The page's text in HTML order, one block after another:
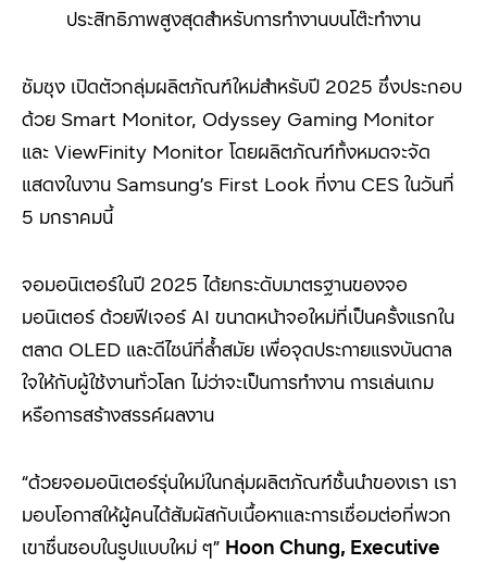
ประสิทธิภาพสูงสุดสำหรับการทำงานบนโต๊ะทำงาน
ซัมซุง เปิดตัวกลุ่มผลิตภัณฑ์ใหม่สำหรับปี 2025 ซึ่งประกอบ
ด้วย Smart Monitor, Odyssey Gaming Monitor
และ ViewFinity Monitor โดยผลิตภัณฑ์ทั้งหมดจะจัด
แสดงในงาน Samsung’s First Look ที่งาน CES ในวันที่
5 มกราคมนี้
จอมอนิเตอร์ในปี 2025ได้ยกระดับมาตรฐานของจอ
มอนิเตอร์ ด้วยฟีเจอร์ AI ขนาดหน้าจอใหม่ที่เป็นครั้งแรกใน
ตลาด OLED และดีไซน์ที่ล้ำสมัย เพื่อจุดประกายแรงบันดาล
ใจให้กับผู้ใช้งานทั่วโลก ไม่ว่าจะเป็นการทำงาน การเล่นเกม
หรือการสร้างสรรค์ผลงาน
“ด้วยจอมอนิเตอร์รุ่นใหม่ในกลุ่มผลิตภัณฑ์ชั้นนำของเรา เรา
มอบโอกาสให้ผู้คนได้สัมผัสกับเนื้อหาและการเชื่อมต่อที่พวก
เขาชื่นชอบในรูปแบบใหม่ ๆ” Hoon Chung, Executive